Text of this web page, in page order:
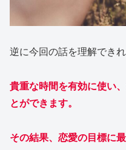
逆に今回の話を理解でき
貴重な時間を有効に使い
とができます。
その結果、 恋愛の目標に